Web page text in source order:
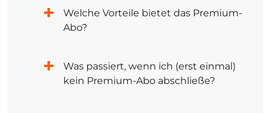
Welche Vorteile bietet das Premium-
Abo?
Was passiert, wenn ich (erst einmal)
kein Premium-Abo abschließe?